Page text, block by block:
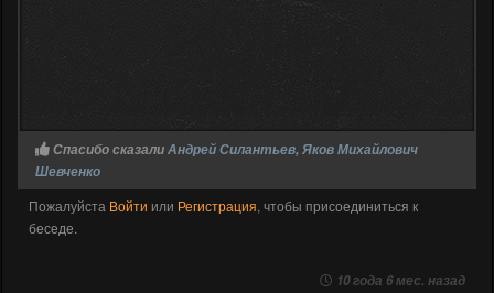
Спасибо сказалиАндрей Силантьев, Яков Михайлович
Шевченко
Пожалуйста Войти или Регистрация, чтобы присоединиться к
беседе.
10 года 6 мес. назад